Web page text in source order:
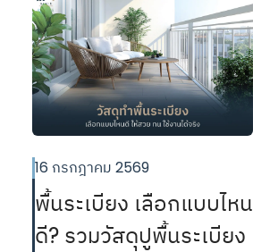
16 กรกฎาคม 2569
พื้นระเบียง เลือกแบบไหน
ดี? รวมวัสดุปูพื้นระเบียง